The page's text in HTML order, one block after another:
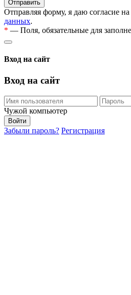
Отправляя форму, я даю согласие на
данных.
* — Поля, обязательные для
Вход на сайт
Вход на сайт
Чужой компьютер
Забыли пароль? Регистрация